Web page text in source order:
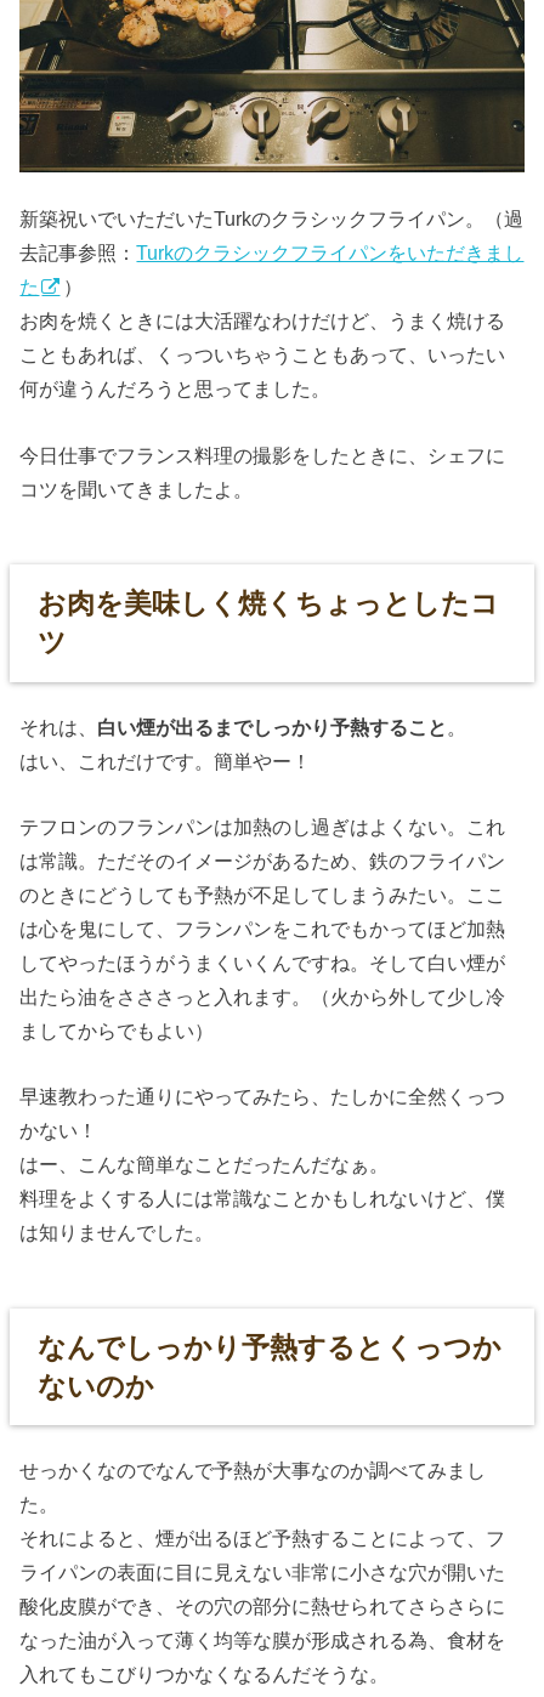
新築祝いでいただいたTurkのクラシックフライパン。（過
去記事参照：Turkのクラシックフライパンをいただきまし
た
）
お肉を焼くときには大活躍なわけだけど、うまく焼ける
こともあれば、くっついちゃうこともあって、いったい
何が違うんだろうと思ってました。
今日仕事でフランス料理の撮影をしたときに、シェフに
コツを聞いてきましたよ。
お肉を美味しく焼くちょっとしたコ
ツ
それは、 白い煙が出るまでしっかり予熱すること
はい、これだけです。簡単やー！
テフロンのフランパンは加熱のし過ぎはよくない。これ
は常識。ただそのイメージがあるため、鉄のフライパン
のときにどうしても予熱が不足してしまうみたい。ここ
は心を鬼にして、フランパンをこれでもかってほど加熱
してやったほうがうまくいくんですね。そして白い煙が
出たら油をさささっと入れます。（火から外して少し冷
ましてからでもよい）
早速教わった通りにやってみたら、たしかに全然くっつ
かない！
はー、こんな簡単なことだったんだなぁ。
料理をよくする人には常識なことかもしれないけど、僕
は知りませんでした。
なんでしっかり予熱するとくっつか
ないのか
せっかくなのでなんで予熱が大事なのか調べてみまし
た。
それによると、煙が出るほど予熱することによって、フ
ライパンの表面に目に見えない非常に小さな穴が開いた
酸化皮膜ができ、その穴の部分に熱せられてさらさらに
なった油が入って薄く均等な膜が形成される為、食材を
入れてもこびりつかなくなるんだそうな。